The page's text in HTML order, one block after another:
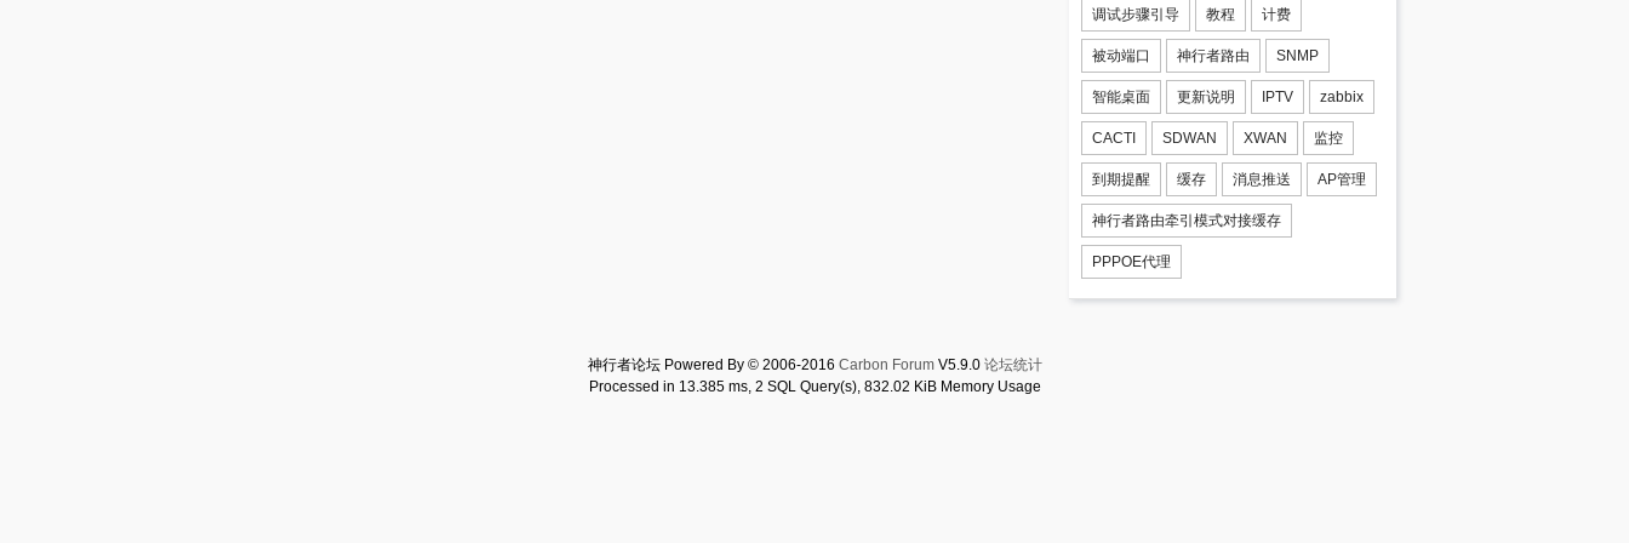
调试步骤引导 教程 计费
被动端口 神行者路由 SNMP
智能桌面 更新说明 IPTV zabbix
CACTI SDWAN XWAN 监控
到期提醒 缓存 消息推送 AP管理
神行者路由牵引模式对接缓存
PPPOE代理
神行者论坛 Powered By © 2006-2016 Carbon ForumV5.9.0 论坛统计
Processed in 13.385 ms, 2 SQL Query(s), 832.02 KiB Memory Usage